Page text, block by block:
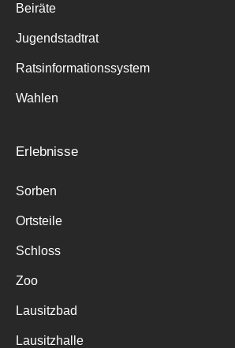
Beiräte
Jugendstadtrat
Ratsinformationssystem
Wahlen
Erlebnisse
Sorben
Ortsteile
Schloss
Zoo
Lausitzbad
Lausitzhalle